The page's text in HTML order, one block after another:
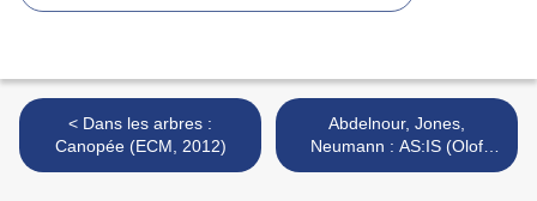
< Dans les arbres :
Canopée (ECM, 2012)
Abdelnour, Jones,
Neumann : AS:IS (Olof
Bright, 2012) / Abdelnour,